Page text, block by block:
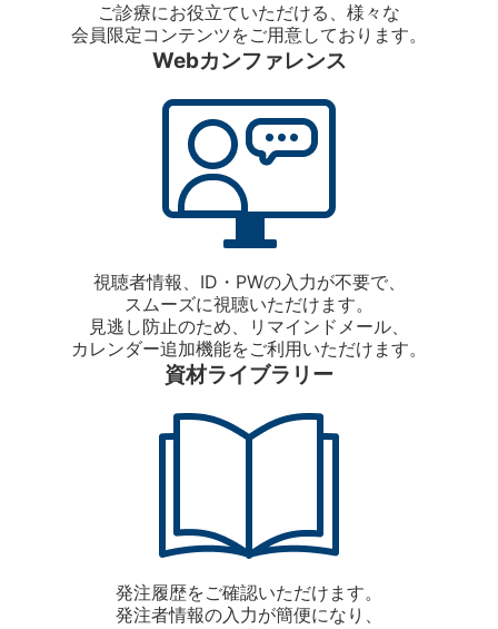
ご診療にお役立ていただける、様々な
会員限定コンテンツをご用意しております。
Webカンファレンス
視聴者情報、ID・PWの入力が不要で、
スムーズに視聴いただけます。
見逃し防止のため、リマインドメール、
カレンダー追加機能をご利用いただけます。
資材ライブラリー
発注履歴をご確認いただけます。
発注者情報の入力が簡便になり、